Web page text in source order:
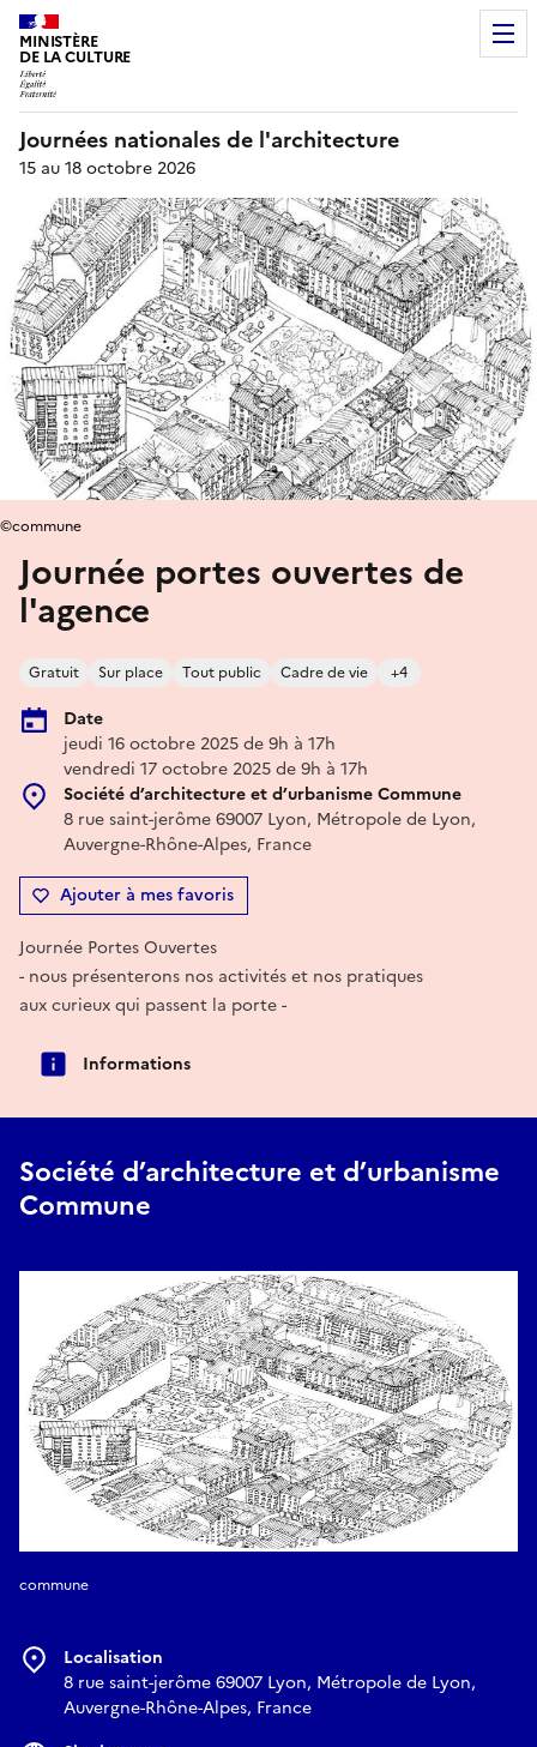
MINISTÈRE
DE LA CULTURE
Journées nationales de l'architecture
15 au 18 octobre 2026
Journée portes ouvertes de
l'agence
Gratuit Sur place Tout public Cadre de vie +4
Date
jeudi 16 octobre 2025 de 9h à 17h
vendredi 17 octobre 2025 de 9h à 17h
Société d’architecture et d’urbanisme Commune
8 rue saint-jerôme 69007 Lyon, Métropole de Lyon,
Auvergne-Rhône-Alpes, France
Ajouter à mes favoris
©commune
Journée Portes Ouvertes
- nous présenterons nos activités et nos pratiques
aux curieux qui passent la porte -
Informations
Société d’architecture et d’urbanisme
Commune
commune
Localisation
8 rue saint-jerôme 69007 Lyon, Métropole de Lyon,
Auvergne-Rhône-Alpes, France